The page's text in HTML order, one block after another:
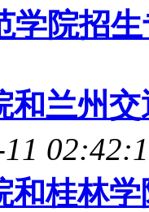
学院招
和兰州
和桂林